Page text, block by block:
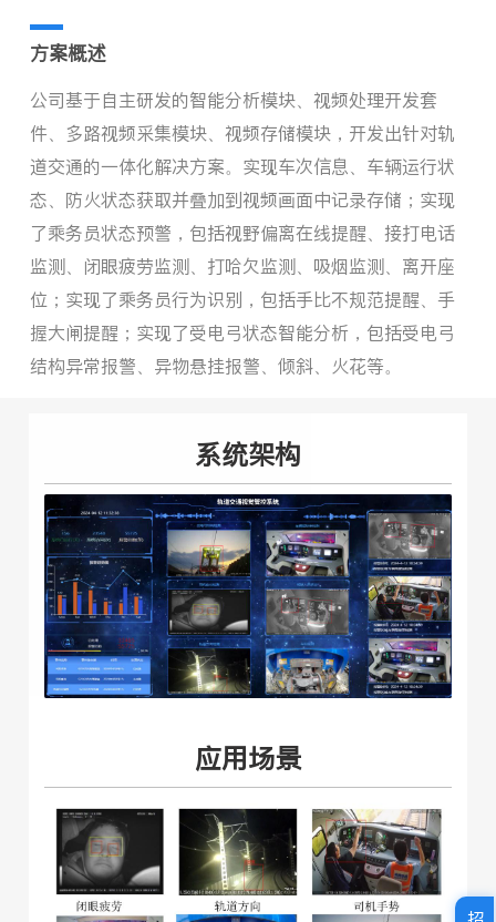
方案概述
公司基于自主研发的智能分析模块、视频处理开发套
件、多路视频采集模块、视频存储模块，开发出针对轨
道交通的一体化解决方案。实现车次信息、车辆运行状
态、防火状态获取并叠加到视频画面中记录存储；实现
了乘务员状态预警，包括视野偏离在线提醒、接打电话
监测、闭眼疲劳监测、打哈欠监测、吸烟监测、离开座
位；实现了乘务员行为识别，包括手比不规范提醒、手
握大闸提醒；实现了受电弓状态智能分析，包括受电弓
结构异常报警、异物悬挂报警、倾斜、火花等。
系统架构
应用场景